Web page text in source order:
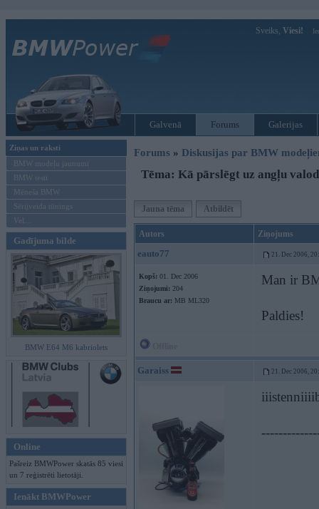
Sveiks, Viesi!
Galvenā Forums Galerijas
Ziņas un raksti
BMW modeļu jaunumi
BMW testi
Mēneša BMW
Sērijveida tūnings
Vel...
Gadījuma bilde
BMW E64 M6 kabriolets
Online
Pašreiz BMWPower skatās 85 viesi
un 7 reģistrēti lietotāji.
Ienākt BMWPower
Forums » Diskusijas par BMW
Tēma: Kā pārslēgt uz angļu
Jauna tēma Atbildēt
Autors Ziņojums
eauto77 21. Dec 2006,
Kopš: 01. Dec 2006
Ziņojumi: 204
Braucu ar: MB ML320
Man ir
Paldies!
Garaiss 21. Dec 2006,